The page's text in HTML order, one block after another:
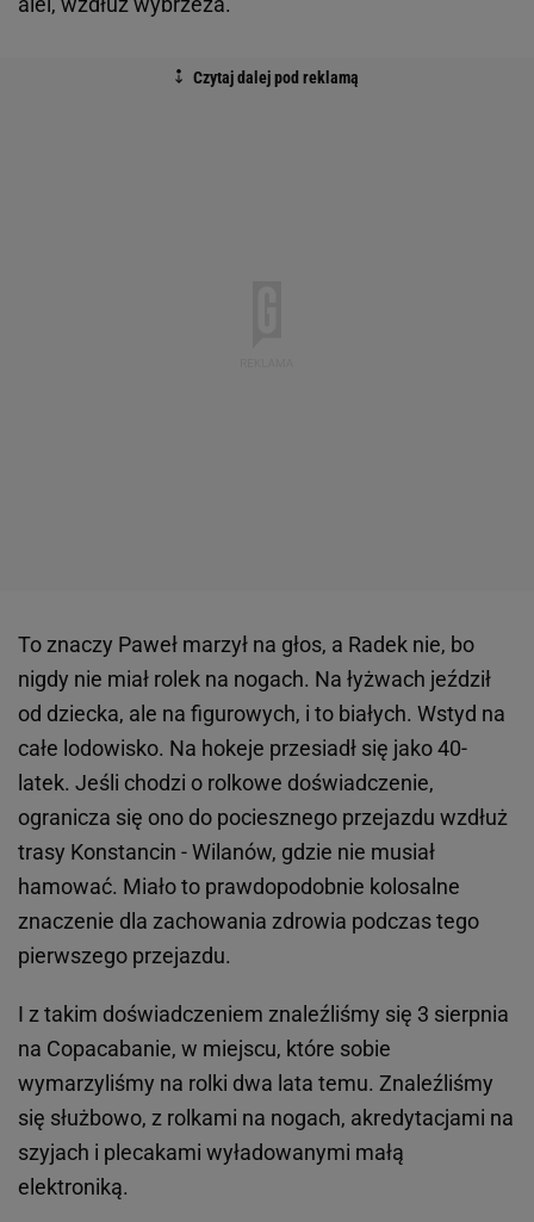
To znaczy Paweł marzył na głos, a Radek nie, bo
nigdy nie miał rolek na nogach. Na łyżwach jeździł
od dziecka, ale na figurowych, i to białych. Wstyd na
całe lodowisko. Na hokeje przesiadł się jako 40-
latek. Jeśli chodzi o rolkowe doświadczenie,
ogranicza się ono do pociesznego przejazdu wzdłuż
trasy Konstancin - Wilanów, gdzie nie musiał
hamować. Miało to prawdopodobnie kolosalne
znaczenie dla zachowania zdrowia podczas tego
pierwszego przejazdu.
I z takim doświadczeniem znaleźliśmy się 3 sierpnia
na Copacabanie, w miejscu, które sobie
wymarzyliśmy na rolki dwa lata temu. Znaleźliśmy
się służbowo, z rolkami na nogach, akredytacjami na
szyjach i plecakami wyładowanymi małą
elektroniką.